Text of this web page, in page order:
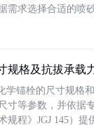
需求选择合适的喷砂
规格及抗拔承载
学锚栓的尺寸规格
寸等参数，并依据
规程》JGJ 145）提